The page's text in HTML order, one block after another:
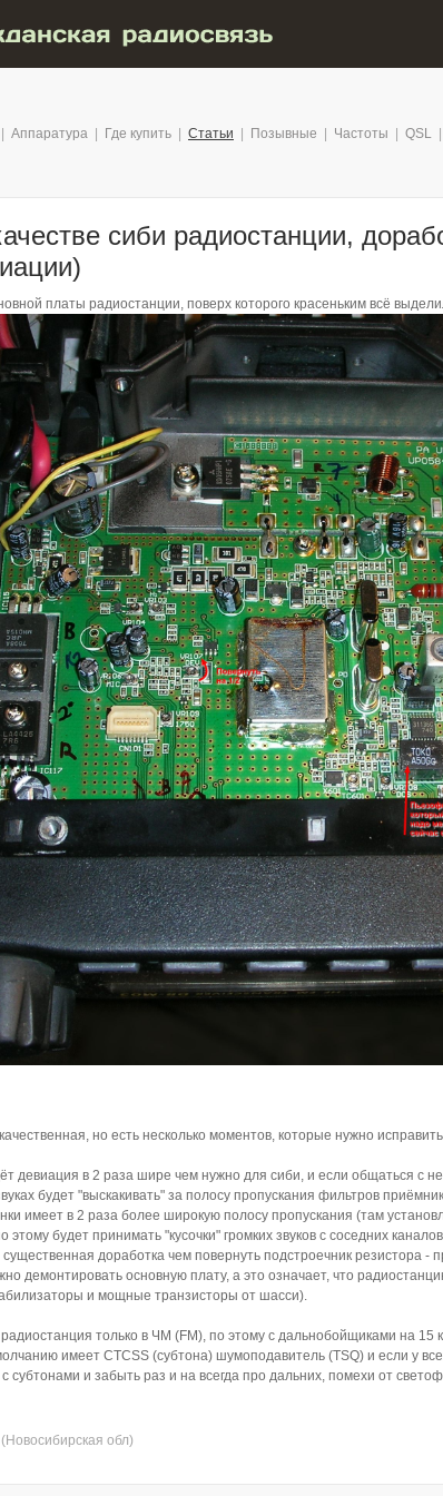
Аппаратура Где купить Статьи Позывные Частоты QSL
сиби радиостанции,
платы радиостанции, поверх которого красеньким всё
но есть несколько моментов, которые нужно
девиация в 2 раза шире чем нужно для сиби, и если общаться с
будет "выскакивать" за полосу пропускания фильтров
имеет в 2 раза более широкую полосу пропускания (там
этому будет принимать "кусочки" громких звуков с соседних
доработка чем повернуть подстроечник резистора -
демонтировать основную плату, а это означает, что
и мощные транзисторы от шасси).
радиостанция только в ЧМ (FM), по этому с дальнобойщиками на 15
имеет CTCSS (субтона) шумоподавитель (TSQ) и если у
субтонами и забыть раз и на всегда про дальних, помехи от
обл)